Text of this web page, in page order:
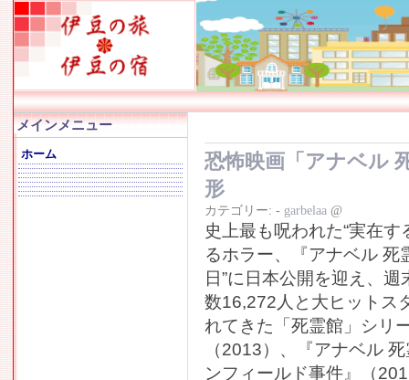
メインメニュー
ホーム
恐怖映画「アナベル
形
カテゴリー: - garbelaa @
史上最も呪われた“実在
るホラー、『アナベル 死
日”に日本公開を迎え、
数16,272人と大ヒットス
れてきた「死霊館」シリ
（2013）、『アナベル
ンフィールド事件』（